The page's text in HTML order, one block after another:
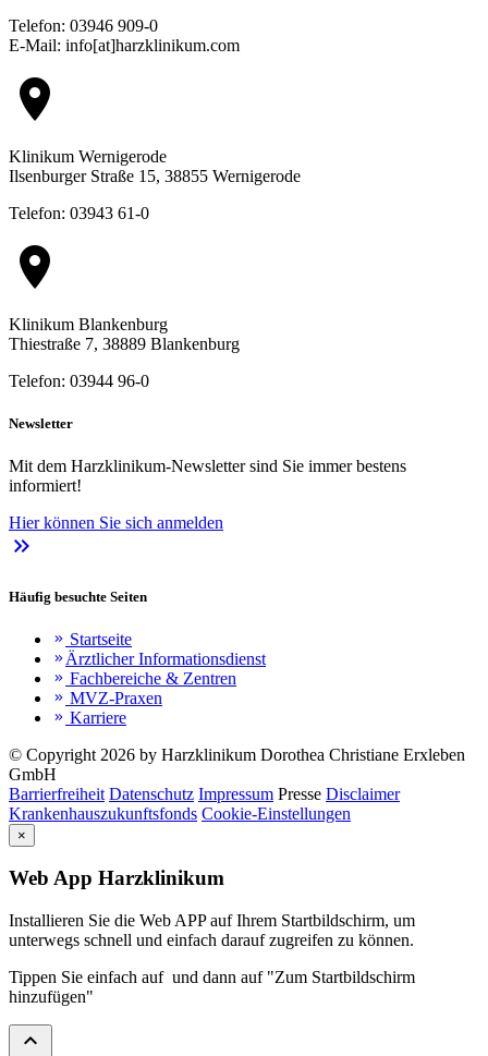
Telefon: 03946 909-0
E-Mail: info[at]harzklinikum.com
location_on
Klinikum Wernigerode
Ilsenburger Straße 15, 38855 Wernigerode
Telefon: 03943 61-0
location_on
Klinikum Blankenburg
Thiestraße 7, 38889 Blankenburg
Telefon: 03944 96-0
Newsletter
Mit dem Harzklinikum-Newsletter sind Sie immer bestens
informiert!
Hier können Sie sich anmelden
keyboard_double_arrow_right
Häufig besuchte Seiten
keyboard_double_arrow_right Startseite
keyboard_double_arrow_right Ärztlicher Informationsdienst
keyboard_double_arrow_right Fachbereiche & Zentren
keyboard_double_arrow_right MVZ-Praxen
keyboard_double_arrow_right Karriere
© Copyright 2026 by Harzklinikum Dorothea Christiane Erxleben
GmbH
Barrierfreiheit Datenschutz Impressum Presse Disclaimer
Krankenhauszukunftsfonds Cookie-Einstellungen
×
Web App Harzklinikum
Installieren Sie die Web APP auf Ihrem Startbildschirm, um
unterwegs schnell und einfach darauf zugreifen zu können.
Tippen Sie einfach auf und dann auf "Zum Startbildschirm
hinzufügen"
expand_less